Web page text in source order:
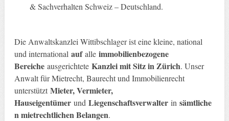
& Sachverhalten Schweiz – Deutschland.
Die Anwaltskanzlei Wittibschlager ist eine kleine, national
und international aufalle immobilienbezogene
BereicheausgerichteteKanzlei mit Sitz in Zürich. Unser
Anwalt für Mietrecht, Baurecht und Immobilienrecht
unterstütztMieter, Vermieter,
Hauseigentümerund Liegenschaftsverwalterinsämtliche
n mietrechtlichen Belangen.